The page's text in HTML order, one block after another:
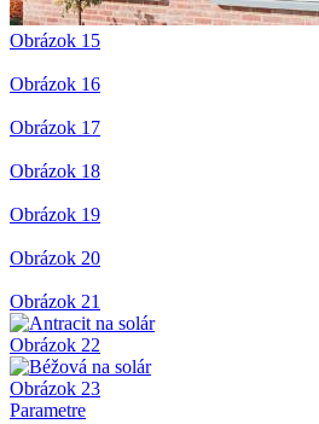
Obrázok 15
Obrázok 16
Obrázok 17
Obrázok 18
Obrázok 19
Obrázok 20
Obrázok 21
Obrázok 22
Obrázok 23
Parametre